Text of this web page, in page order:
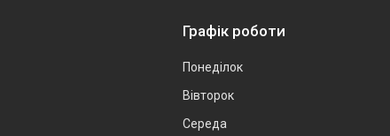
Графік роботи
Понеділок
Вівторок
Середа